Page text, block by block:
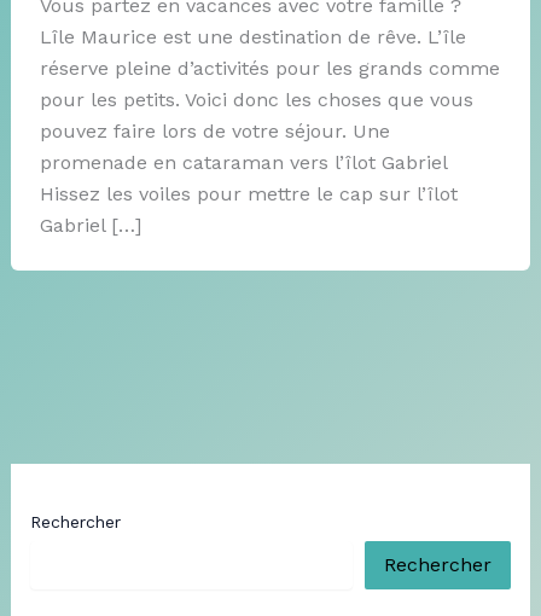
Vous partez en vacances avec votre famille ?
Lîle Maurice est une destination de rêve. L’île
réserve pleine d’activités pour les grands comme
pour les petits. Voici donc les choses que vous
pouvez faire lors de votre séjour. Une
promenade en cataraman vers l’îlot Gabriel
Hissez les voiles pour mettre le cap sur l’îlot
Gabriel […]
Rechercher
Rechercher